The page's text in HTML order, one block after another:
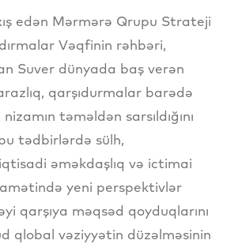
edən Mərmərə Qrupu Strateji
Vəqfinin rəhbəri,
Suver dünyada baş verən
qarşıdurmalar barədə
təməldən sarsıldığını
tədbirlərdə sülh,
əməkdaşlıq və ictimai
yeni perspektivlər
qarşıya məqsəd qoyduqlarını
qlobal vəziyyətin düzəlməsinin